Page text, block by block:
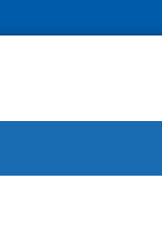
su reproducción
in part, or translation